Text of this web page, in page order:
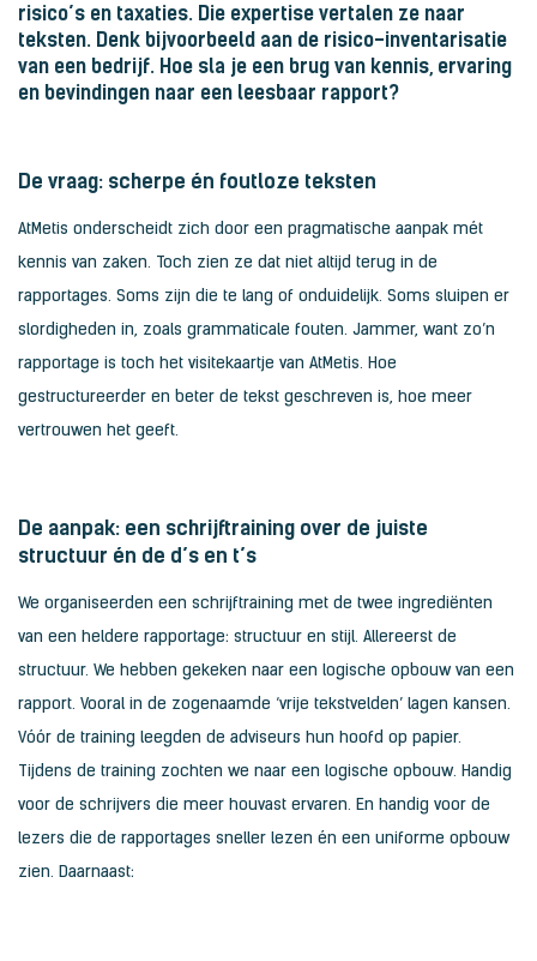
risico’s en taxaties. Die expertise vertalen ze naar
teksten. Denk bijvoorbeeld aan de risico-inventarisatie
van een bedrijf. Hoe sla je een brug van kennis, ervaring
en bevindingen naar een leesbaar rapport?
De vraag: scherpe én foutloze teksten
AtMetis onderscheidt zich door een pragmatische aanpak mét
kennis van zaken. Toch zien ze dat niet altijd terug in de
rapportages. Soms zijn die te lang of onduidelijk. Soms sluipen er
slordigheden in, zoals grammaticale fouten. Jammer, want zo’n
rapportage is toch het visitekaartje van AtMetis. Hoe
gestructureerder en beter de tekst geschreven is, hoe meer
vertrouwen het geeft.
De aanpak: een schrijftraining over de juiste
structuur én de d’s en t’s
We organiseerden een schrijftraining met de twee ingrediënten
van een heldere rapportage: structuur en stijl. Allereerst de
structuur. We hebben gekeken naar een logische opbouw van een
rapport. Vooral in de zogenaamde ‘vrije tekstvelden’ lagen kansen.
Vóór de training leegden de adviseurs hun hoofd op papier.
Tijdens de training zochten we naar een logische opbouw. Handig
voor de schrijvers die meer houvast ervaren. En handig voor de
lezers die de rapportages sneller lezen én een uniforme opbouw
zien. Daarnaast: